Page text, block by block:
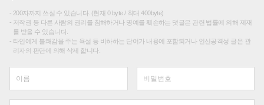
200자까지 쓰실 수 있습니다. (현재 0 byte / 최대 400byte)
저작권 등 다른 사람의 권리를 침해하거나 명예를 훼손하는 댓글은 관련 법률에 의해 제재
를 받을 수 있습니다.
타인에게 불쾌감을 주는 욕설 등 비하하는 단어가 내용에 포함되거나 인신공격성 글은 관
리자의 판단에 의해 삭제 합니다.